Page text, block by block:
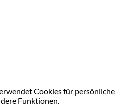
Cookies für persönliche
Funktionen.